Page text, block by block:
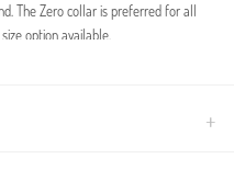
The Zero collar is preferred for all
option available.
met een modern design en is
en soepele valling van de polyester
vorm behoudt. Het geplooide detail in